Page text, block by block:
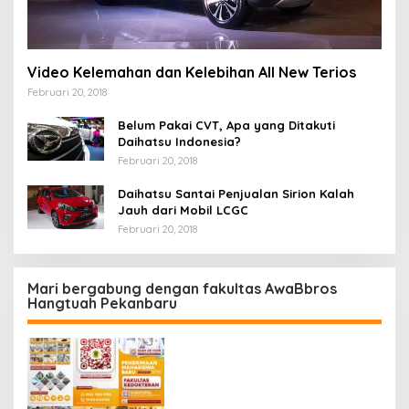
Video Kelemahan dan Kelebihan All New Terios
Februari 20, 2018
Belum Pakai CVT, Apa yang Ditakuti
Daihatsu Indonesia?
Februari 20, 2018
Daihatsu Santai Penjualan Sirion Kalah
Jauh dari Mobil LCGC
Februari 20, 2018
Mari bergabung dengan fakultas AwaBbros
Hangtuah Pekanbaru